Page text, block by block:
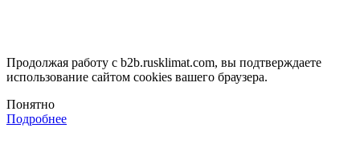
Продолжая работу с b2b.rusklimat.com, вы подтверждаете
использование сайтом cookies вашего браузера.
Понятно
Подробнее